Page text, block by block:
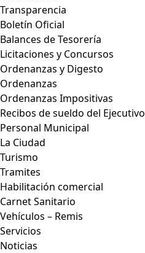
Transparencia
Boletín Oficial
Balances de Tesorería
Licitaciones y Concursos
Ordenanzas y Digesto
Ordenanzas
Ordenanzas Impositivas
Recibos de sueldo del Ejecutivo
Personal Municipal
La Ciudad
Turismo
Tramites
Habilitación comercial
Carnet Sanitario
Vehículos – Remis
Servicios
Noticias